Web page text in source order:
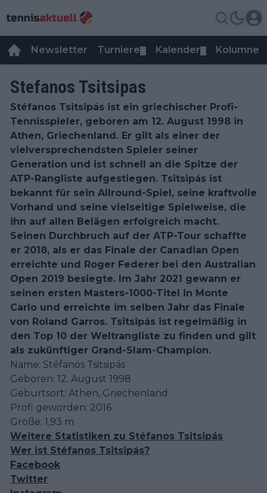
Newsletter Turniere Kalender Kolumnen
Stefanos Tsitsipas
Stéfanos Tsitsipás ist ein griechischer Profi-
Tennisspieler, geboren am 12. August 1998 in
Athen, Griechenland. Er gilt als einer der
vielversprechendsten Spieler seiner
Generation und ist schnell an die Spitze der
ATP-Rangliste aufgestiegen. Tsitsipás ist
bekannt für sein Allround-Spiel, seine kraftvolle
Vorhand und seine vielseitige Spielweise, die
ihn auf allen Belägen erfolgreich macht.
Seinen Durchbruch auf der ATP-Tour schaffte
er 2018, als er das Finale der Canadian Open
erreichte und Roger Federer bei den Australian
Open 2019 besiegte. Im Jahr 2021 gewann er
seinen ersten Masters-1000-Titel in Monte
Carlo und erreichte im selben Jahr das Finale
von Roland Garros. Tsitsipás ist regelmäßig in
den Top 10 der Weltrangliste zu finden und gilt
als zukünftiger Grand-Slam-Champion.
Name: Stéfanos Tsitsipás
Geboren: 12. August 1998
Geburtsort: Athen, Griechenland
Profi geworden: 2016
Größe: 1,93 m
Weitere Statistiken zu Stéfanos Tsitsipás
Wer ist Stéfanos Tsitsipás?
Facebook
Twitter